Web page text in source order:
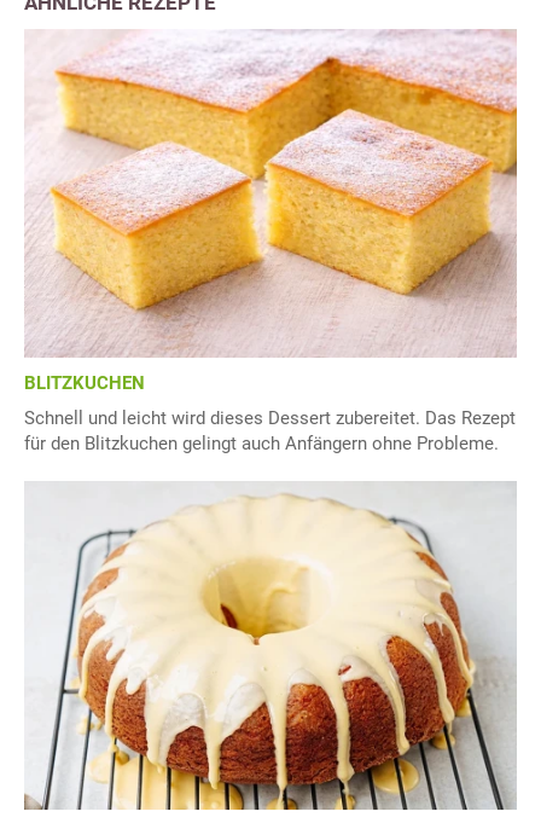
BLITZKUCHEN
Schnell und leicht wird dieses Dessert zubereitet. Das Rezept
für den Blitzkuchen gelingt auch Anfängern ohne Probleme.